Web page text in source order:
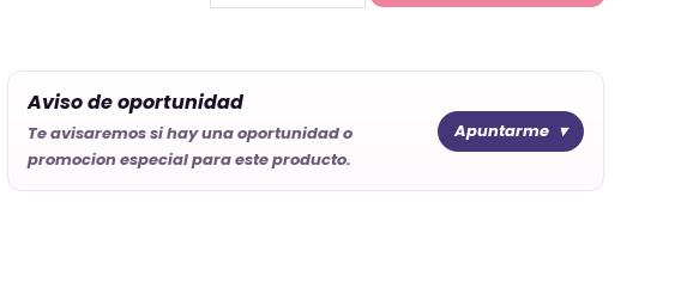
Personalizado
cantidad
Aviso de oportunidad
Te avisaremos si hay una oportunidad o
promocion especial para este producto.
Apuntarme